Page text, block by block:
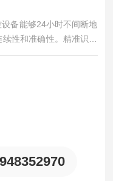
备能够24小时不间断地
性和准确性。精准识别
臭气体成分，为治理工